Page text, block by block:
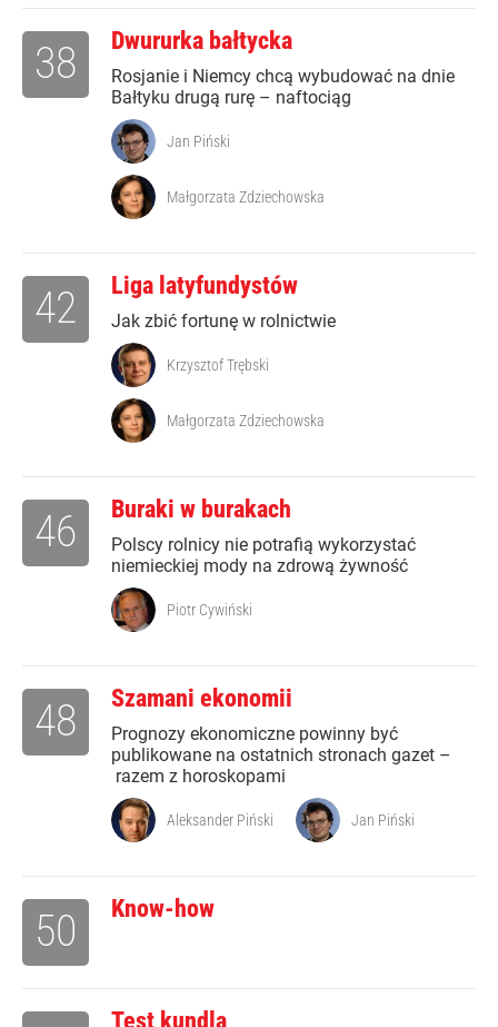
Dwururka bałtycka
Rosjanie i Niemcy chcą wybudować na dnie
Bałtyku drugą rurę – naftociąg
38
Jan Piński
Małgorzata Zdziechowska
Liga latyfundystów
Jak zbić fortunę w rolnictwie
42
Krzysztof Trębski
Małgorzata Zdziechowska
Buraki w burakach
Polscy rolnicy nie potrafią wykorzystać
niemieckiej mody na zdrową żywność
46
Piotr Cywiński
Szamani ekonomii
Prognozy ekonomiczne powinny być
publikowane na ostatnich stronach gazet –
razem z horoskopami
48
Aleksander Piński Jan Piński
Know-how
50
Test kundla